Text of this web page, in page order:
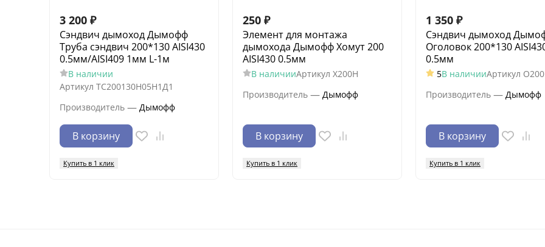
3 200 ₽
Сэндвич дымоход Дымофф
Труба сэндвич 200*130 AISI430
0.5мм/AISI409 1мм L-1м
В наличии
Артикул ТС200130Н05Н1Д1
Производитель — Дымофф
В корзину
Купить в 1 клик
250 ₽
Элемент для монтажа
дымохода Дымофф Хомут 200
AISI430 0.5мм
В наличииАртикул Х200Н
Производитель — Дымофф
В корзину
Купить в 1 клик
1 350 ₽
Сэндвич дымоход
Оголовок 200*130
0.5мм
5В наличииАртикул
Производитель — Дымофф
В корзину
Купить в 1 клик